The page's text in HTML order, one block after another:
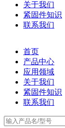
关于我们
紧固件知识
联系我们
首页
产品中心
应用领域
关于我们
紧固件知识
联系我们